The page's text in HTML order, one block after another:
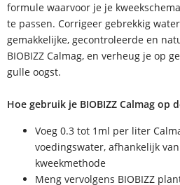
formule waarvoor je je
te passen. Corrigeer gebrekkig
gemakkelijke, gecontroleerde en
BIOBIZZ Calmag, en verheug je op
gulle oogst.
Hoe gebruik je BIOBIZZ Calmag op
Voeg 0.3 tot 1ml per liter
voedingswater, afhankelijk
kweekmethode
Meng vervolgens BIOBIZZ